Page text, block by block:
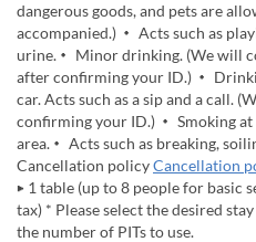
dangerous goods, and pets are
accompanied.) ・ Acts such as
urine.・ Minor drinking. (We will
after confirming your ID.) ・
car. Acts such as a sip and a call.
confirming your ID.) ・ Smoking
area.・ Acts such as breaking,
Cancellation policyCancellation
▶ 1 table (up to 8 people for basic
tax) * Please select the desired
the number of PITs to use.